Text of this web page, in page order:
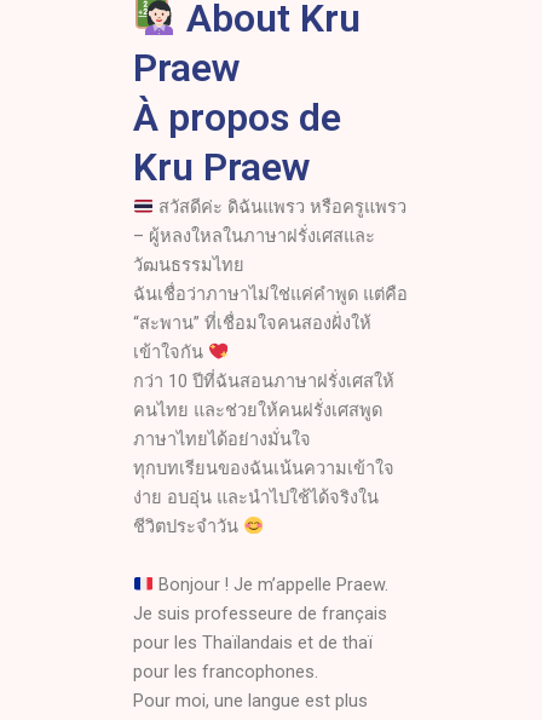
About Kru
Praew
À propos de
Kru Praew
สวัสดีค่ะ ดิฉันแพรว หรือครูแพรว
– ผู้หลงใหลในภาษาฝรั่งเศสและ
วัฒนธรรมไทย
ฉันเชื่อว่าภาษาไม่ใช่แค่คำพูด แต่คือ
“สะพาน” ที่เชื่อมใจคนสองฝั่งให้
เข้าใจกัน
กว่า 10 ปีที่ฉันสอนภาษาฝรั่งเศสให้
คนไทย และช่วยให้คนฝรั่งเศสพูด
ภาษาไทยได้อย่างมั่นใจ
ทุกบทเรียนของฉันเน้นความเข้าใจ
ง่าย อบอุ่น และนำไปใช้ได้จริงใน
ชีวิตประจำวัน
Bonjour ! Je m’appelle Praew.
Je suis professeure de français
pour les Thaïlandais et de thaï
pour les francophones.
Pour moi, une langue est plus